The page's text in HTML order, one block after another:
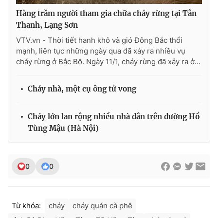
THỜI BÁO VTV
Theo dõi báo trên
Cơ quan chủ quản:Đài Truyền hình Việt Nam
Cơ quan báo chí:
Tổng Biên tập:
Tổng đài VTV:024.38 355 931 - 024.38 355 932
Hàng trăm người tham gia chữa cháy rừng tại Tân
Thanh, Lạng Sơn
VTV.vn - Thời tiết hanh khô và gió Đông Bắc thổi
mạnh, liên tục những ngày qua đã xảy ra nhiều vụ
cháy rừng ở Bắc Bộ. Ngày 11/1, cháy rừng đã xảy ra ở...
Cháy nhà, một cụ ông tử vong
Cháy lớn lan rộng nhiều nhà dân trên đường Hồ
Tùng Mậu (Hà Nội)
0 0
Từ khóa: cháy
cháy quán cà phê